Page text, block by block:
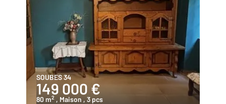
SOUBES 34
149 000 €
80 m2 , Maison , 3 pcs